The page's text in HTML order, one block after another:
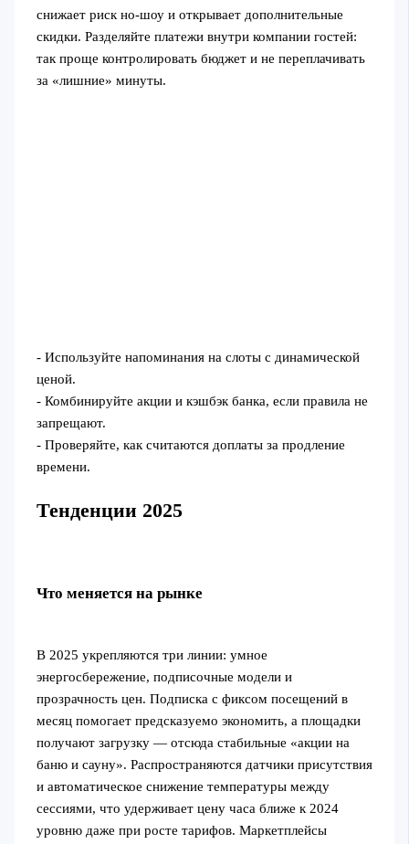
снижает риск но‑шоу и открывает дополнительные
скидки. Разделяйте платежи внутри компании гостей:
так проще контролировать бюджет и не переплачивать
за «лишние» минуты.
- Используйте напоминания на слоты с динамической
ценой.
- Комбинируйте акции и кэшбэк банка, если правила не
запрещают.
- Проверяйте, как считаются доплаты за продление
времени.
Тенденции 2025
Что меняется на рынке
В 2025 укрепляются три линии: умное
энергосбережение, подписочные модели и
прозрачность цен. Подписка с фиксом посещений в
месяц помогает предсказуемо экономить, а площадки
получают загрузку — отсюда стабильные «акции на
баню и сауну». Распространяются датчики присутствия
и автоматическое снижение температуры между
сессиями, что удерживает цену часа ближе к 2024
уровню даже при росте тарифов. Маркетплейсы